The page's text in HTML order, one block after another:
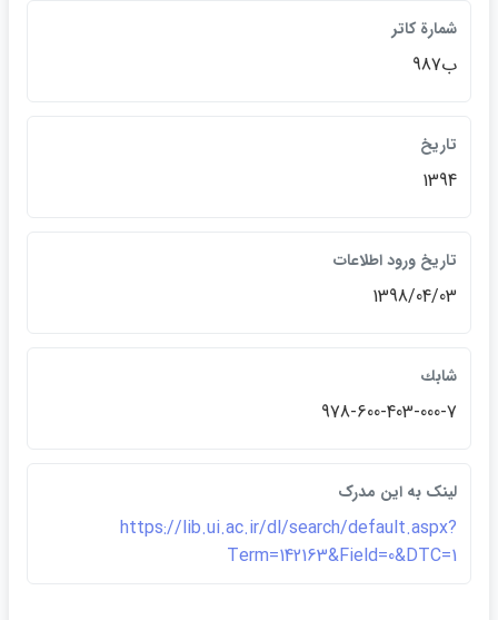
شمارة كاتر
ب987
تاريخ
1394
تاريخ ورود اطلاعات
1398/04/03
شابك
978-600-403-000-7
لينک به اين مدرک
https://lib.ui.ac.ir/dl/search/default.aspx?
Term=142163&Field=0&DTC=1